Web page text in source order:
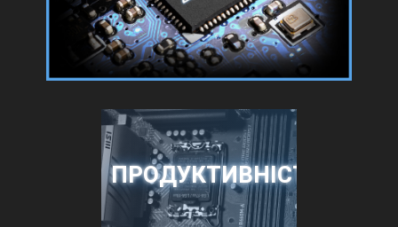
ПРОДУКТИВНІСТЬ